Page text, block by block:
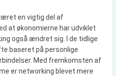
en vigtig del af
at økonomierne har udviklet
også ændret sig. I de tidlige
baseret på personlige
Med fremkomsten af
er networking blevet mere